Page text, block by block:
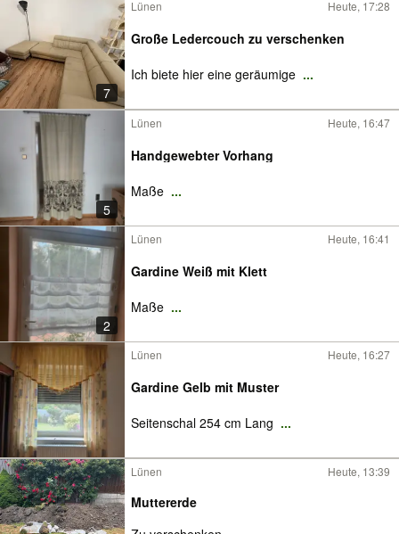
7
Lünen Heute, 17:28
Große Ledercouch zu verschenken
Ich biete hier eine geräumige ...
5
Lünen Heute, 16:47
Handgewebter Vorhang
Maße ...
2
Lünen Heute, 16:41
Gardine Weiß mit Klett
Maße ...
Lünen Heute, 16:27
Gardine Gelb mit Muster
Seitenschal 254 cm Lang ...
Lünen Heute, 13:39
Muttererde